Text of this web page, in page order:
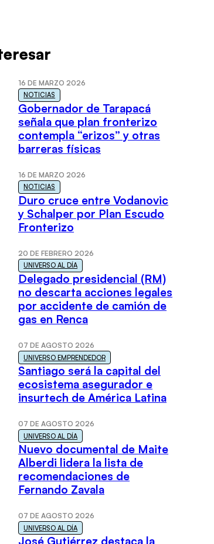
16 DE MARZO 2026
NOTICIAS
Gobernador de Tarapacá
señala que plan fronterizo
contempla “erizos” y otras
barreras físicas
16 DE MARZO 2026
NOTICIAS
Duro cruce entre Vodanovic
y Schalper por Plan Escudo
Fronterizo
20 DE FEBRERO 2026
UNIVERSO AL DÍA
Delegado presidencial (RM)
no descarta acciones legales
por accidente de camión de
gas en Renca
07 DE AGOSTO 2026
UNIVERSO EMPRENDEDOR
Santiago será la capital del
ecosistema asegurador e
insurtech de América Latina
07 DE AGOSTO 2026
UNIVERSO AL DÍA
Nuevo documental de Maite
Alberdi lidera la lista de
recomendaciones de
Fernando Zavala
07 DE AGOSTO 2026
UNIVERSO AL DÍA